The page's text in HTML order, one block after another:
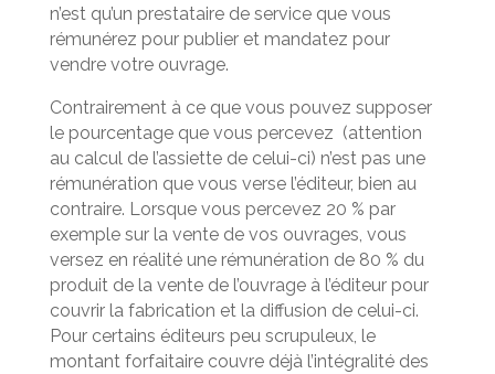
n’est qu’un prestataire de service que vous
rémunérez pour publier et mandatez pour
vendre votre ouvrage.
Contrairement à ce que vous pouvez supposer
le pourcentage que vous percevez (attention
au calcul de l’assiette de celui-ci) n’est pas une
rémunération que vous verse l’éditeur, bien au
contraire. Lorsque vous percevez 20 % par
exemple sur la vente de vos ouvrages, vous
versez en réalité une rémunération de 80 % du
produit de la vente de l’ouvrage à l’éditeur pour
couvrir la fabrication et la diffusion de celui-ci.
Pour certains éditeurs peu scrupuleux, le
montant forfaitaire couvre déjà l’intégralité des